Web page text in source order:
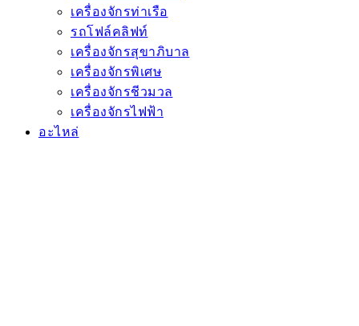
เครื่องจักรท่าเรือ
รถโฟล์คลิฟท์
เครื่องจักรสุขาภิบาล
เครื่องจักรพิเศษ
เครื่องจักรชีวมวล
เครื่องจักรไฟฟ้า
อะไหล่